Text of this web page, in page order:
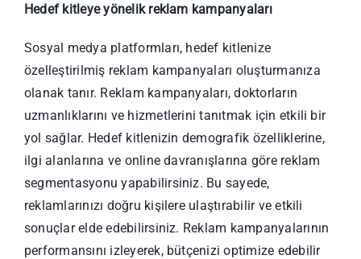
Hedef kitleye yönelik reklam kampanyaları
Sosyal medya platformları, hedef kitlenize
özelleştirilmiş reklam kampanyaları oluşturmanıza
olanak tanır. Reklam kampanyaları, doktorların
uzmanlıklarını ve hizmetlerini tanıtmak için etkili bir
yol sağlar. Hedef kitlenizin demografik özelliklerine,
ilgi alanlarına ve online davranışlarına göre reklam
segmentasyonu yapabilirsiniz. Bu sayede,
reklamlarınızı doğru kişilere ulaştırabilir ve etkili
sonuçlar elde edebilirsiniz. Reklam kampanyalarının
performansını izleyerek, bütçenizi optimize edebilir